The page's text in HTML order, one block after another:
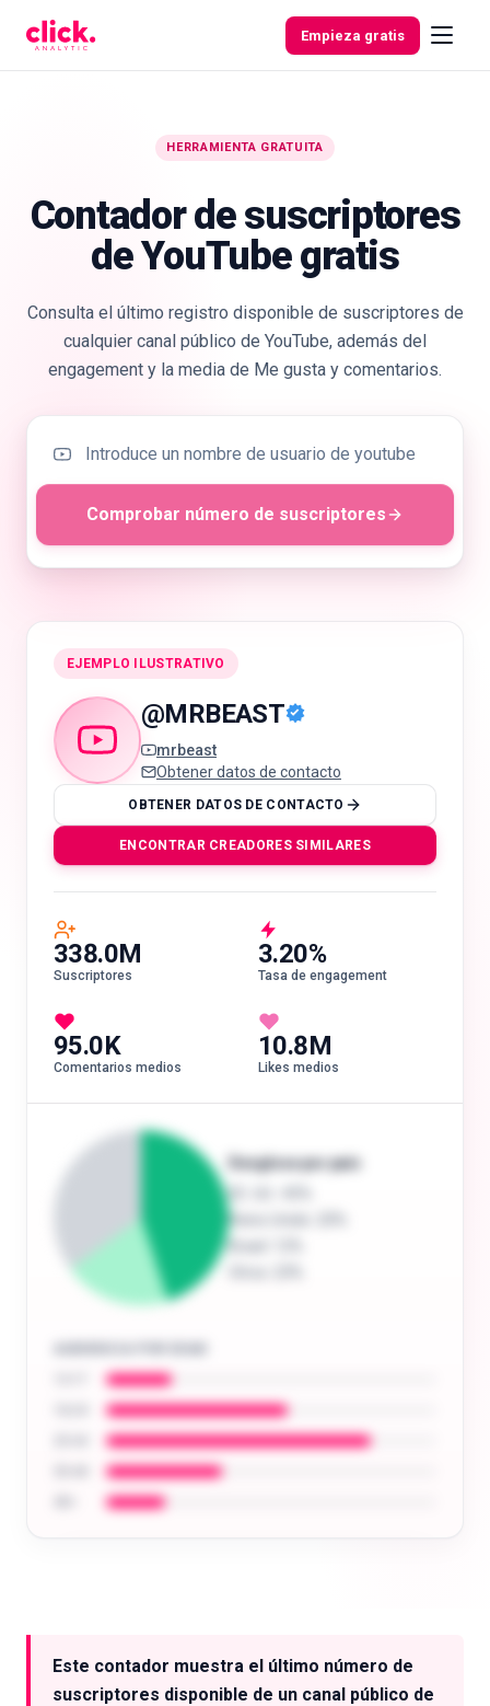
Empieza gratis
Herramientas
gratuitas
HERRAMIENTA GRATUITA
Contador de suscriptores
de YouTube gratis
Consulta el último registro disponible de suscriptores de
cualquier canal público de YouTube, además del
engagement y la media de Me gusta y comentarios.
Comprobar número de suscriptores
EJEMPLO ILUSTRATIVO
@MRBEAST
mrbeast
Obtener datos de contacto
OBTENER DATOS DE CONTACTO
ENCONTRAR CREADORES SIMILARES
338.0M
Suscriptores
3.20%
Tasa de engagement
95.0K
Comentarios medios
10.8M
Likes medios
Desglose por país
EE. UU.
Brasil
Probar gratis
Este contador muestra el último número de
suscriptores disponible de un canal público de